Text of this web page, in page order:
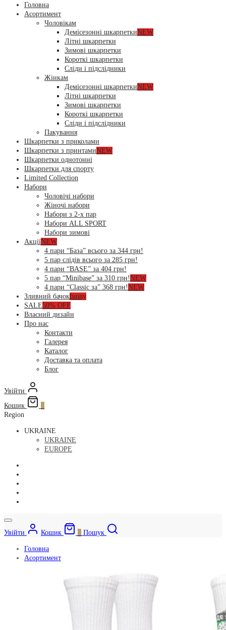
Головна
Асортимент
Чоловікам
Демісезонні шкарпеткиNEW
Літні шкарпетки
Зимові шкарпетки
Короткі шкарпетки
Сліди і підслідники
Жінкам
Демісезонні шкарпеткиNEW
Літні шкарпетки
Зимові шкарпетки
Короткі шкарпетки
Сліди і підслідники
Пакування
Шкарпетки з приколами
Шкарпетки з принтамиNEW
Шкарпетки однотонні
Шкарпетки для спорту
Limited Collection
Набори
Чоловічі набори
Жіночі набори
Набори з 2-х пар
Набори ALL SPORT
Набори зимові
АкціїNEW
4 пари “База” всього за 344 грн!
5 пар слідів всього за 285 грн!
4 пари “BASE” за 404 грн!
5 пар “Minibase” за 310 грн!NEW
4 пари “Classic за” 368 грн!NEW
Зливний бачокfunny
SALE50% OFF
Власний дизайн
Про нас
Контакти
Галерея
Каталог
Доставка та оплата
Блог
Увійти
Кошик
Region
UKRAINE
UKRAINE
EUROPE
Увійти Кошик Пошук
Головна
Асортимент